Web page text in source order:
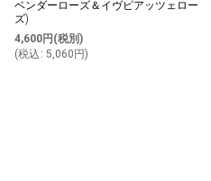
ベンダーローズ＆イヴピアッツェロー
ズ)
4,600円 (税別)
(税込 : 5,060 円)